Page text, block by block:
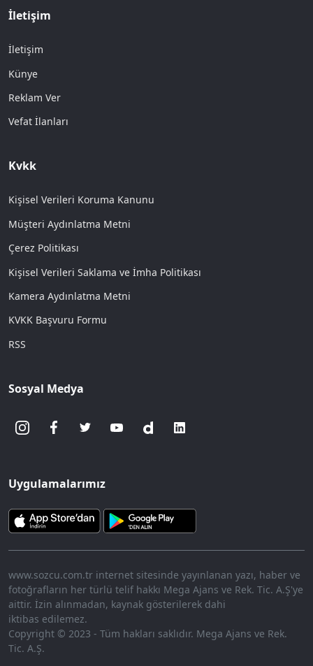
İletişim
İletişim
Künye
Reklam Ver
Vefat İlanları
Kvkk
Kişisel Verileri Koruma Kanunu
Müşteri Aydınlatma Metni
Çerez Politikası
Kişisel Verileri Saklama ve İmha Politikası
Kamera Aydınlatma Metni
KVKK Başvuru Formu
RSS
Sosyal Medya
Uygulamalarımız
www.sozcu.com.tr internet sitesinde yayınlanan yazı, haber ve
fotoğrafların her türlü telif hakkı Mega Ajans ve Rek. Tic. A.Ş'ye
aittir. İzin alınmadan, kaynak gösterilerek dahi
iktibas edilemez.
Copyright © 2023 - Tüm hakları saklıdır. Mega Ajans ve Rek.
Tic. A.Ş.